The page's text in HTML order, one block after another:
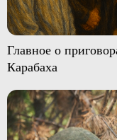
Главное о
Карабаха